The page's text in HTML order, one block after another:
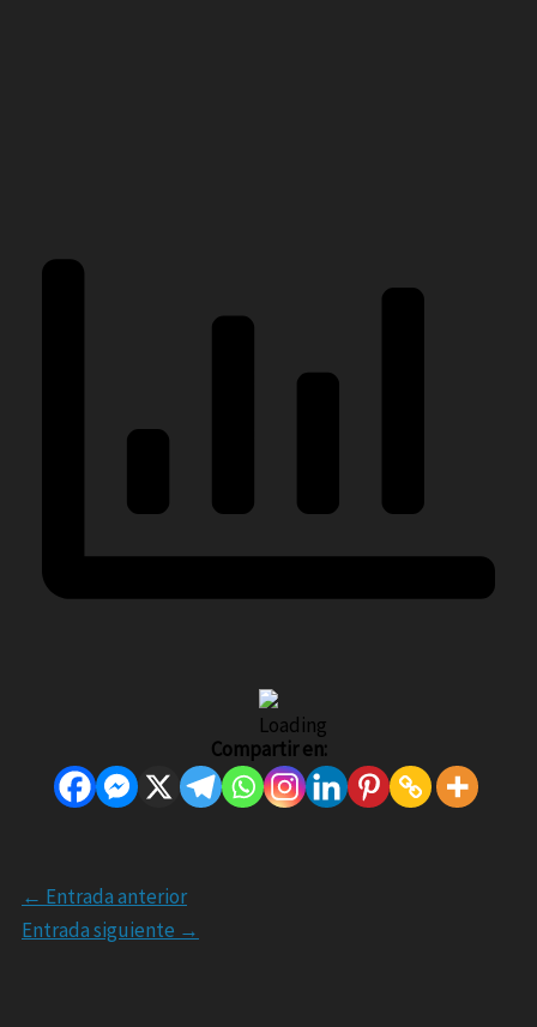
Compartir en:
← Entrada anterior
Entrada siguiente →